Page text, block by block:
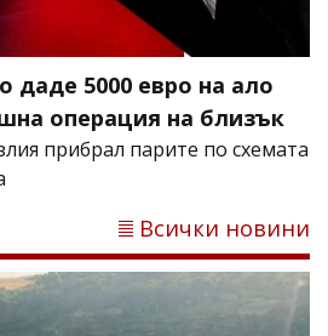
даде 5000 евро на ало
операция на близък
прибрал парите по схемата
Всички новини